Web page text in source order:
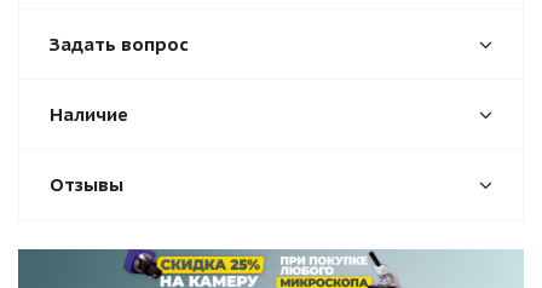
Задать вопрос
Наличие
Отзывы